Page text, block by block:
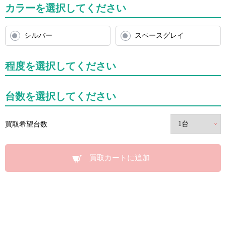
カラーを選択してください
シルバー スペースグレイ
程度を選択してください
台数を選択してください
買取希望台数
買取カートに追加